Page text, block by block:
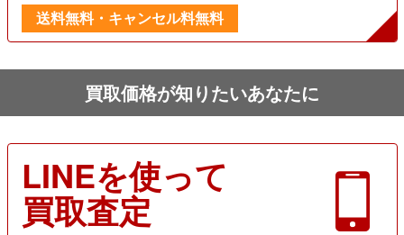
送料無料・キャンセル料無料
買取価格が知りたいあなたに
LINEを使って
買取査定